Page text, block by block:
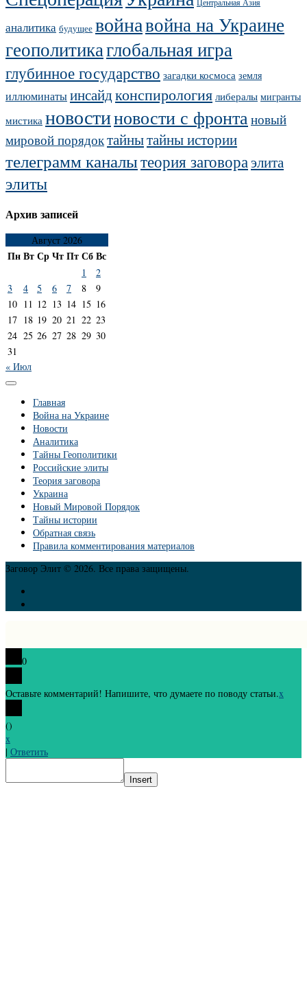
Центральная Азия
аналитика будущее войнавойна на Украине
геополитикаглобальная игра
глубинное государство загадки космоса земля
иллюминатыинсайдконспирология либералы мигранты
мистика новостиновости с фронтановый
мировой порядоктайнытайны истории
телеграмм каналытеория заговораэлита
элиты
Архив записей
Август 2026
ПнВтСрЧтПтСбВс
1
2
3
4 5 6 7 8
9
10 11 12 13 14 15 16
17 18 19 20 21 22 23
24 25 26 27 28 29 30
31
« Июл
Главная
Война на Украине
Новости
Аналитика
Тайны Геополитики
Российские элиты
Теория заговора
Украина
Новый Мировой Порядок
Тайны истории
Обратная связь
Правила комментирования материалов
Заговор Элит © 2026. Все права защищены.
0
Оставьте комментарий! Напишите, что думаете по поводу статьи.x
()
x
| Ответить
Insert